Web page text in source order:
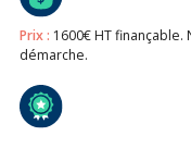
Prix : 1600€ HT
démarche.